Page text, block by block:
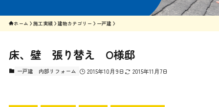
ホーム 施工実績 建物カテゴリー 一戸建
床、壁 張り替え O様邸
一戸建 内部リフォーム 2015年10月9日 2015年11月7日